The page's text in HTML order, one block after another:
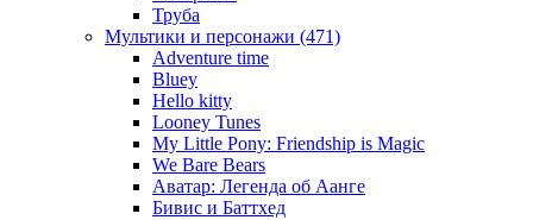
Труба
Мультики и персонажи (471)
Adventure time
Bluey
Hello kitty
Looney Tunes
My Little Pony: Friendship is Magic
We Bare Bears
Аватар: Легенда об Аанге
Бивис и Баттхед